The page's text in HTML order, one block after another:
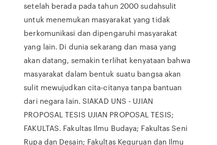
setelah berada pada tahun 2000 sudahsulit
untuk menemukan masyarakat yang tidak
berkomunikasi dan dipengaruhi masyarakat
yang lain. Di dunia sekarang dan masa yang
akan datang, semakin terlihat kenyataan bahwa
masyarakat dalam bentuk suatu bangsa akan
sulit mewujudkan cita-citanya tanpa bantuan
dari negara lain. SIAKAD UNS - UJIAN
PROPOSAL TESIS UJIAN PROPOSAL TESIS;
FAKULTAS. Fakultas Ilmu Budaya; Fakultas Seni
Rupa dan Desain; Fakultas Keguruan dan Ilmu